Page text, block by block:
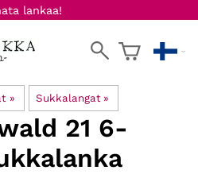
lankaa!
‪» Sukkalangat ‪»
21 6-